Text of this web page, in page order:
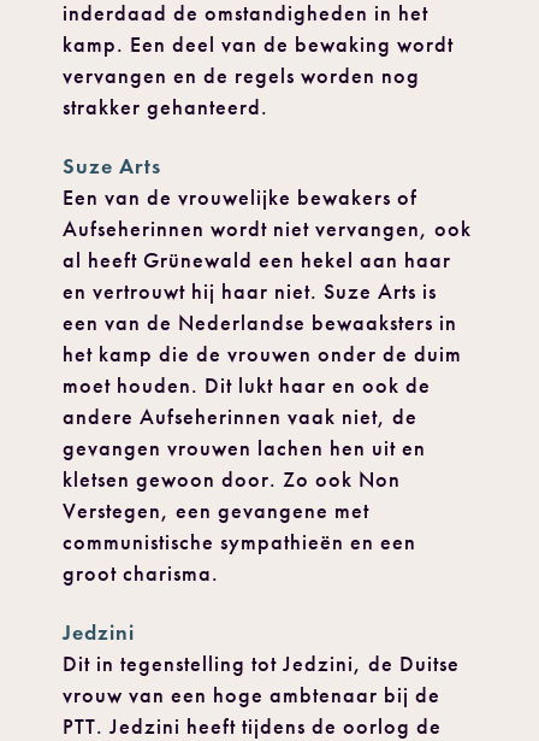
inderdaad de omstandigheden in het
kamp. Een deel van de bewaking wordt
vervangen en de regels worden nog
strakker gehanteerd.
Suze Arts
Een van de vrouwelijke bewakers of
Aufseherinnen wordt niet vervangen, ook
al heeft Grünewald een hekel aan haar
en vertrouwt hij haar niet. Suze Arts is
een van de Nederlandse bewaaksters in
het kamp die de vrouwen onder de duim
moet houden. Dit lukt haar en ook de
andere Aufseherinnen vaak niet, de
gevangen vrouwen lachen hen uit en
kletsen gewoon door. Zo ook Non
Verstegen, een gevangene met
communistische sympathieën en een
groot charisma.
Jedzini
Dit in tegenstelling tot Jedzini, de Duitse
vrouw van een hoge ambtenaar bij de
PTT. Jedzini heeft tijdens de oorlog de